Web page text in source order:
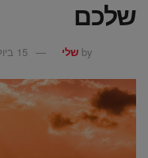
שלכם
by שלי 15 ביולי 2023